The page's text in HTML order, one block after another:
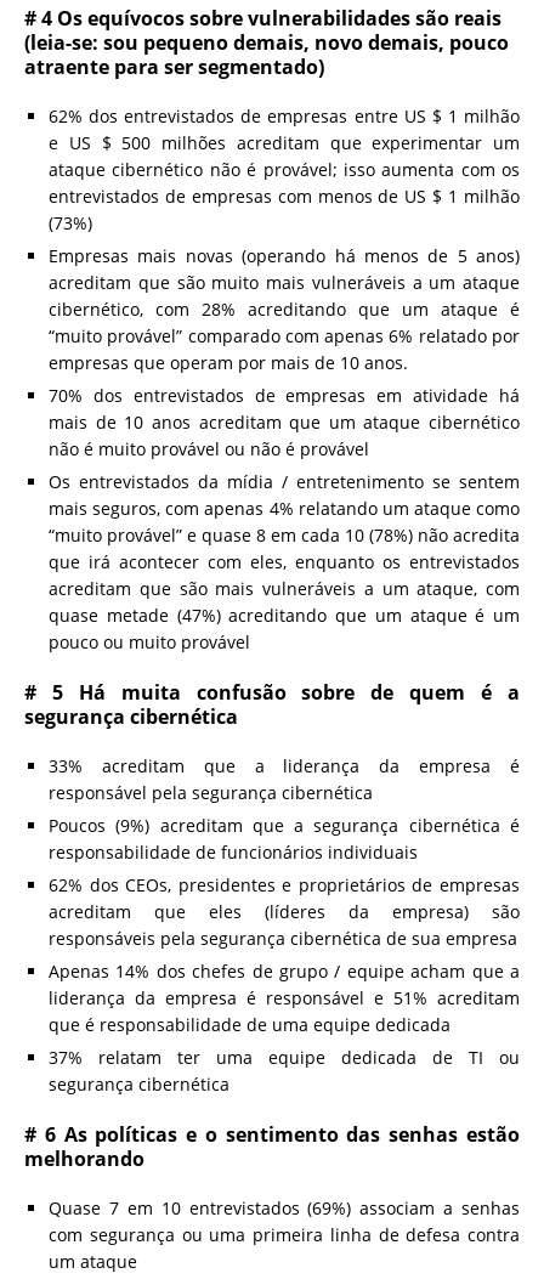
# 4 Os equívocos sobre vulnerabilidades são reais
(leia-se: sou pequeno demais, novo demais, pouco
atraente para ser segmentado)
62% dos entrevistados de empresas entre US $ 1 milhão
e US $ 500 milhões acreditam que experimentar um
ataque cibernético não é provável; isso aumenta com os
entrevistados de empresas com menos de US $ 1 milhão
(73%)
Empresas mais novas (operando há menos de 5 anos)
acreditam que são muito mais vulneráveis ​​a um ataque
cibernético, com 28% acreditando que um ataque é
“muito provável” comparado com apenas 6% relatado por
empresas que operam por mais de 10 anos.
70% dos entrevistados de empresas em atividade há
mais de 10 anos acreditam que um ataque cibernético
não é muito provável ou não é provável
Os entrevistados da mídia / entretenimento se sentem
mais seguros, com apenas 4% relatando um ataque como
“muito provável” e quase 8 em cada 10 (78%) não acredita
que irá acontecer com eles, enquanto os entrevistados
acreditam que são mais vulneráveis ​​a um ataque, com
quase metade (47%) acreditando que um ataque é um
pouco ou muito provável
# 5 Há muita confusão sobre de quem é a
segurança cibernética
33% acreditam que a liderança da empresa é
responsável pela segurança cibernética
Poucos (9%) acreditam que a segurança cibernética é
responsabilidade de funcionários individuais
62% dos CEOs, presidentes e proprietários de empresas
acreditam que eles (líderes da empresa) são
responsáveis ​​pela segurança cibernética de sua empresa
Apenas 14% dos chefes de grupo / equipe acham que a
liderança da empresa é responsável e 51% acreditam
que é responsabilidade de uma equipe dedicada
37% relatam ter uma equipe dedicada de TI ou
segurança cibernética
# 6 As políticas e o sentimento das senhas estão
melhorando
Quase 7 em 10 entrevistados (69%) associam a senhas
com segurança ou uma primeira linha de defesa contra
um ataque